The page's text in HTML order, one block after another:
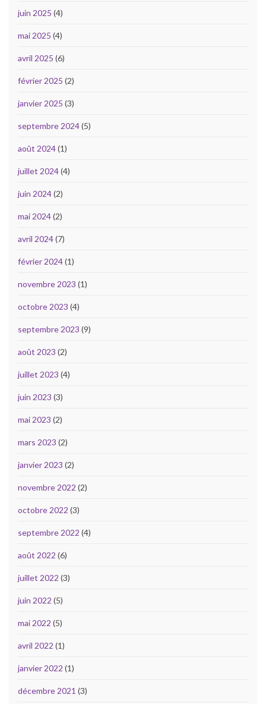
juin 2025 (4)
mai 2025 (4)
avril 2025 (6)
février 2025 (2)
janvier 2025 (3)
septembre 2024(5)
août 2024(1)
juillet 2024(4)
juin 2024(2)
mai 2024(2)
avril 2024(7)
février 2024(1)
novembre 2023 (1)
octobre 2023 (4)
septembre 2023 (9)
août 2023 (2)
juillet 2023 (4)
juin 2023 (3)
mai 2023 (2)
mars 2023 (2)
janvier 2023 (2)
novembre 2022 (2)
octobre 2022 (3)
septembre 2022 (4)
août 2022 (6)
juillet 2022 (3)
juin 2022 (5)
mai 2022 (5)
avril 2022 (1)
janvier 2022 (1)
décembre 2021 (3)